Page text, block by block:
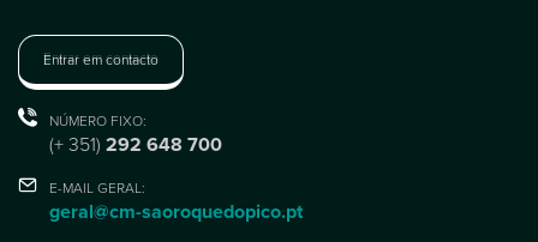
Entrar em contacto
NÚMERO FIXO:
(+ 351) 292 648 700
E-MAIL GERAL:
geral@cm-saoroquedopico.pt